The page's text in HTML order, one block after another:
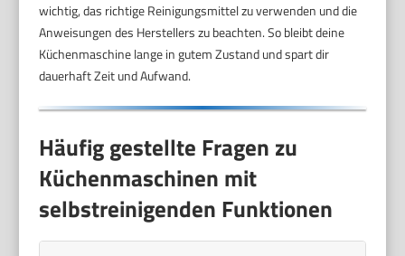
wichtig, das richtige Reinigungsmittel zu verwenden und die
Anweisungen des Herstellers zu beachten. So bleibt deine
Küchenmaschine lange in gutem Zustand und spart dir
dauerhaft Zeit und Aufwand.
Häufig gestellte Fragen zu
Küchenmaschinen mit
selbstreinigenden Funktionen